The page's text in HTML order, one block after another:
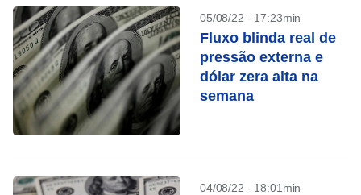
05/08/22 - 17:23min
Fluxo blinda real de
pressão externa e
dólar zera alta na
semana
04/08/22 - 18:01min